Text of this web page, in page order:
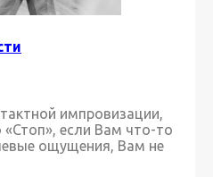
импровизации,
если Вам что-то
ощущения, Вам не